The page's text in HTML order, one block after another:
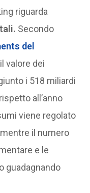
riguarda
Secondo
del
valore dei
i 518 miliardi
all’anno
viene regolato
il numero
e le
guadagnando